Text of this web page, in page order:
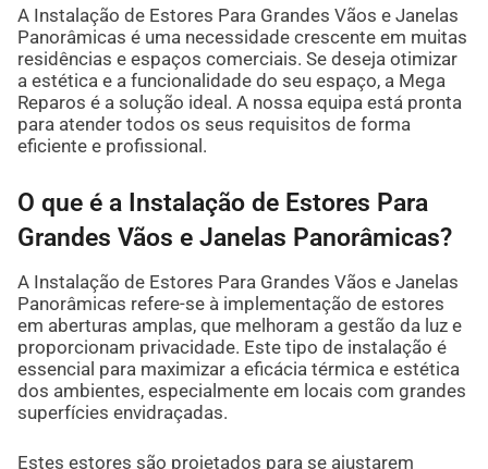
A Instalação de Estores Para Grandes Vãos e Janelas
Panorâmicas é uma necessidade crescente em muitas
residências e espaços comerciais. Se deseja otimizar
a estética e a funcionalidade do seu espaço, a Mega
Reparos é a solução ideal. A nossa equipa está pronta
para atender todos os seus requisitos de forma
eficiente e profissional.
O que é a Instalação de Estores Para
Grandes Vãos e Janelas Panorâmicas?
A Instalação de Estores Para Grandes Vãos e Janelas
Panorâmicas refere-se à implementação de estores
em aberturas amplas, que melhoram a gestão da luz e
proporcionam privacidade. Este tipo de instalação é
essencial para maximizar a eficácia térmica e estética
dos ambientes, especialmente em locais com grandes
superfícies envidraçadas.
Estes estores são projetados para se ajustarem